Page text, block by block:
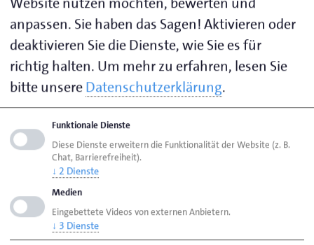
Bremen diesen innovativen Ansatz inhaltlich umsetzen
können. Er verbessert die Arbeitsmarktchancen der vielen
Arbeitslosen ohne abgeschlossene Berufsausbildung.“
Alexander Gündermann, Hauptgeschäftsführer der
Handwerkskammer Bremen und Geschäftsführer des
Kompetenzzentrums Handwerk gGmbH ergänzt: „Auf die
Handwerksbetriebe kommen in den nächsten Jahren und
voraussichtlich Jahrzehnten viele zentrale Aufgaben zu, zum
Beispiel beim Wohnungsbau und bei der energetischen
Sanierung von Gebäuden. Dafür benötigen sie außer den
häufig zitierten, top ausgebildeten Fachleuten auch
Menschen, die anpacken wollen und sich über eine einfache
Beschäftigung oder eine anschließende Qualifikation eine
langfristige Berufsperspektive erarbeiten möchten.
Anfängliche sprachliche Hürden dürfen sie nach unserer
anpassen. Sie haben das Sagen! Aktivieren oder
deaktivieren Sie die Dienste, wie Sie es für
richtig halten. Um mehr zu erfahren, lesen Sie
bitte unsereDatenschutzerklärung.
Funktionale Dienste
Diese Dienste erweitern die Funktionalität der Website (z. B.
Chat, Barrierefreiheit).
↓ 2 Dienste
Medien
Eingebettete Videos von externen Anbietern.
↓ 3 Dienste